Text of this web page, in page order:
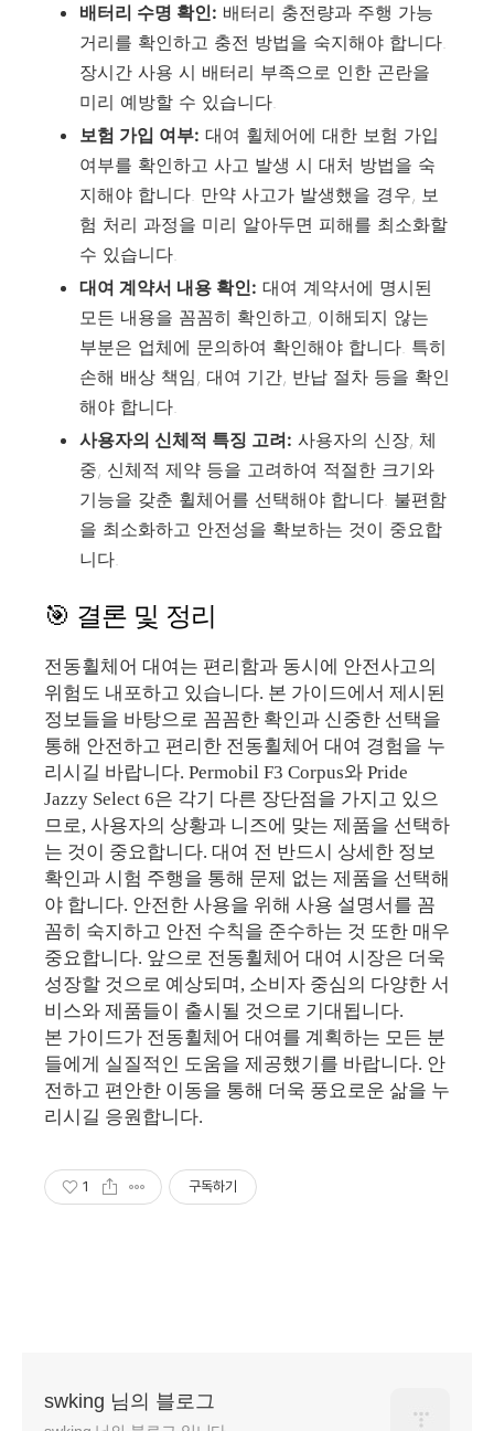
배터리 수명 확인: 배터리 충전량과 주행 가능
거리를 확인하고 충전 방법을 숙지해야 합니다.
장시간 사용 시 배터리 부족으로 인한 곤란을
미리 예방할 수 있습니다.
보험 가입 여부: 대여 휠체어에 대한 보험 가입
여부를 확인하고 사고 발생 시 대처 방법을 숙
지해야 합니다. 만약 사고가 발생했을 경우, 보
험 처리 과정을 미리 알아두면 피해를 최소화할
수 있습니다.
대여 계약서 내용 확인: 대여 계약서에 명시된
모든 내용을 꼼꼼히 확인하고, 이해되지 않는
부분은 업체에 문의하여 확인해야 합니다. 특히
손해 배상 책임, 대여 기간, 반납 절차 등을 확인
해야 합니다.
사용자의 신체적 특징 고려: 사용자의 신장, 체
중, 신체적 제약 등을 고려하여 적절한 크기와
기능을 갖춘 휠체어를 선택해야 합니다. 불편함
을 최소화하고 안전성을 확보하는 것이 중요합
니다.
🎯 결론 및 정리
전동휠체어 대여는 편리함과 동시에 안전사고의
위험도 내포하고 있습니다. 본 가이드에서 제시된
정보들을 바탕으로 꼼꼼한 확인과 신중한 선택을
통해 안전하고 편리한 전동휠체어 대여 경험을 누
리시길 바랍니다. Permobil F3 Corpus와 Pride
Jazzy Select 6은 각기 다른 장단점을 가지고 있으
므로, 사용자의 상황과 니즈에 맞는 제품을 선택하
는 것이 중요합니다. 대여 전 반드시 상세한 정보
확인과 시험 주행을 통해 문제 없는 제품을 선택해
야 합니다. 안전한 사용을 위해 사용 설명서를 꼼
꼼히 숙지하고 안전 수칙을 준수하는 것 또한 매우
중요합니다. 앞으로 전동휠체어 대여 시장은 더욱
성장할 것으로 예상되며, 소비자 중심의 다양한 서
비스와 제품들이 출시될 것으로 기대됩니다.
본 가이드가 전동휠체어 대여를 계획하는 모든 분
들에게 실질적인 도움을 제공했기를 바랍니다. 안
전하고 편안한 이동을 통해 더욱 풍요로운 삶을 누
리시길 응원합니다.
1 구독하기
swking 님의 블로그